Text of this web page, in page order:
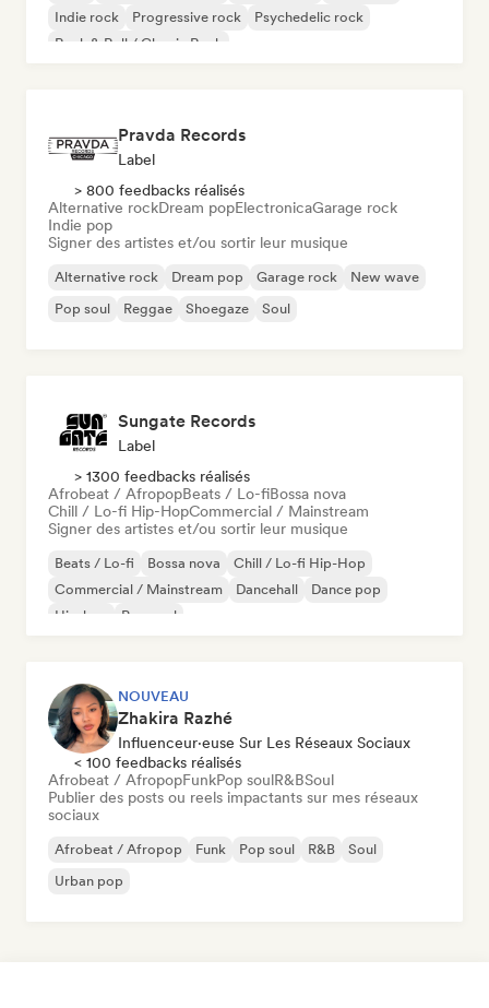
Indie rock
Progressive rock
Psychedelic rock
Rock & Roll / Classic Rock
Pravda Records
Label
> 800 feedbacks réalisés
Alternative rockDream popElectronicaGarage rock
Indie pop
Signer des artistes et/ou sortir leur musique
Alternative rock Dream pop Garage rock
New wave
Pop soul
Reggae Shoegaze Soul
Sungate Records
Label
> 1300 feedbacks réalisés
Afrobeat / AfropopBeats / Lo-fiBossa nova
Chill / Lo-fi Hip-HopCommercial / Mainstream
Signer des artistes et/ou sortir leur musique
Beats / Lo-fi Bossa nova
Chill / Lo-fi Hip-Hop
Commercial / Mainstream
Dancehall
Dance pop
Hip-hop
Pop soul
NOUVEAU
Zhakira Razhé
Influenceur·euse Sur Les Réseaux Sociaux
< 100 feedbacks réalisés
Afrobeat / AfropopFunkPop soulR&BSoul
Publier des posts ou reels impactants sur mes réseaux
sociaux
Afrobeat / Afropop Funk Pop soul R&B
Soul
Urban pop